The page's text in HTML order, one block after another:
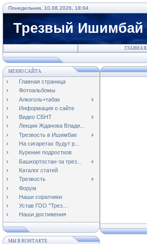
Понедельник, 10.08.2026, 18:04
Трезвый Ишимбай
ГЛАВНАЯ
МЕНЮ САЙТА
Главная страница
Фотоальбомы
Алкоголь+табак
Информация о сайте
Видео СБНТ
Лекции Жданова Влади...
Трезвость в Ишимбае
На сигаретах будут р...
Курение подростков
Башкортостан-за трез...
Каталог статей
Трезвость
Форум
Наши соратники
Устав ГОО "Трез...
Наши достижения
МЫ В КОНТАКТЕ